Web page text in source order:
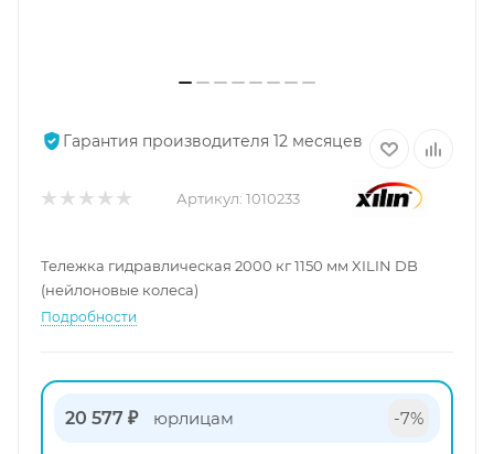
Гарантия производителя 12 месяцев
Артикул: 1010233
Тележка гидравлическая 2000 кг 1150 мм XILIN DB
(нейлоновые колеса)
Подробности
20 577 ₽ юрлицам -7%